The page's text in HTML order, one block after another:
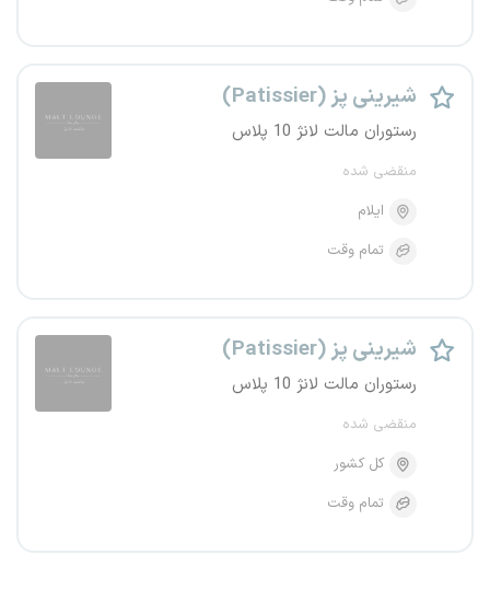
شیرینی پز (Patissier)
رستوران مالت لانژ 10 پلاس
منقضی شده
ایلام
تمام وقت
شیرینی پز (Patissier)
رستوران مالت لانژ 10 پلاس
منقضی شده
کل کشور
تمام وقت